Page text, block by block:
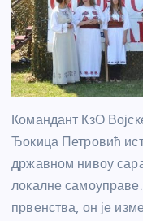
Командант КзО
Ђокица Петровић
државном нивоу
локалне
првенства, он је